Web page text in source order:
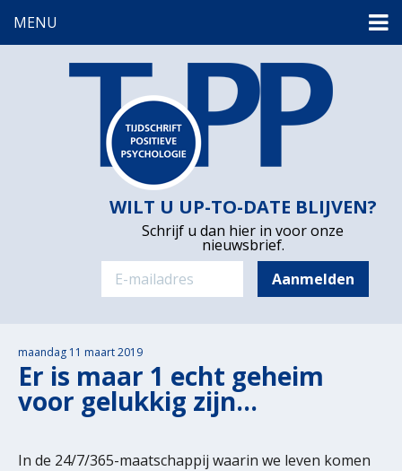
MENU
WILT U UP-TO-DATE BLIJVEN?
Schrijf u dan hier in voor onze
nieuwsbrief.
maandag 11 maart 2019
Er is maar 1 echt geheim
voor gelukkig zijn…
In de 24/7/365-maatschappij waarin we leven komen